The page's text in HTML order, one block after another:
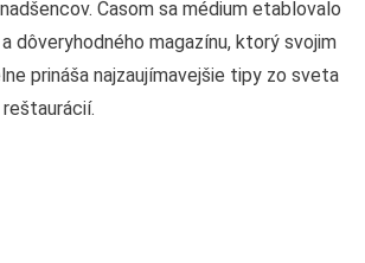
Časom sa médium etablovalo
dôveryhodného magazínu, ktorý svojim
prináša najzaujímavejšie tipy zo sveta